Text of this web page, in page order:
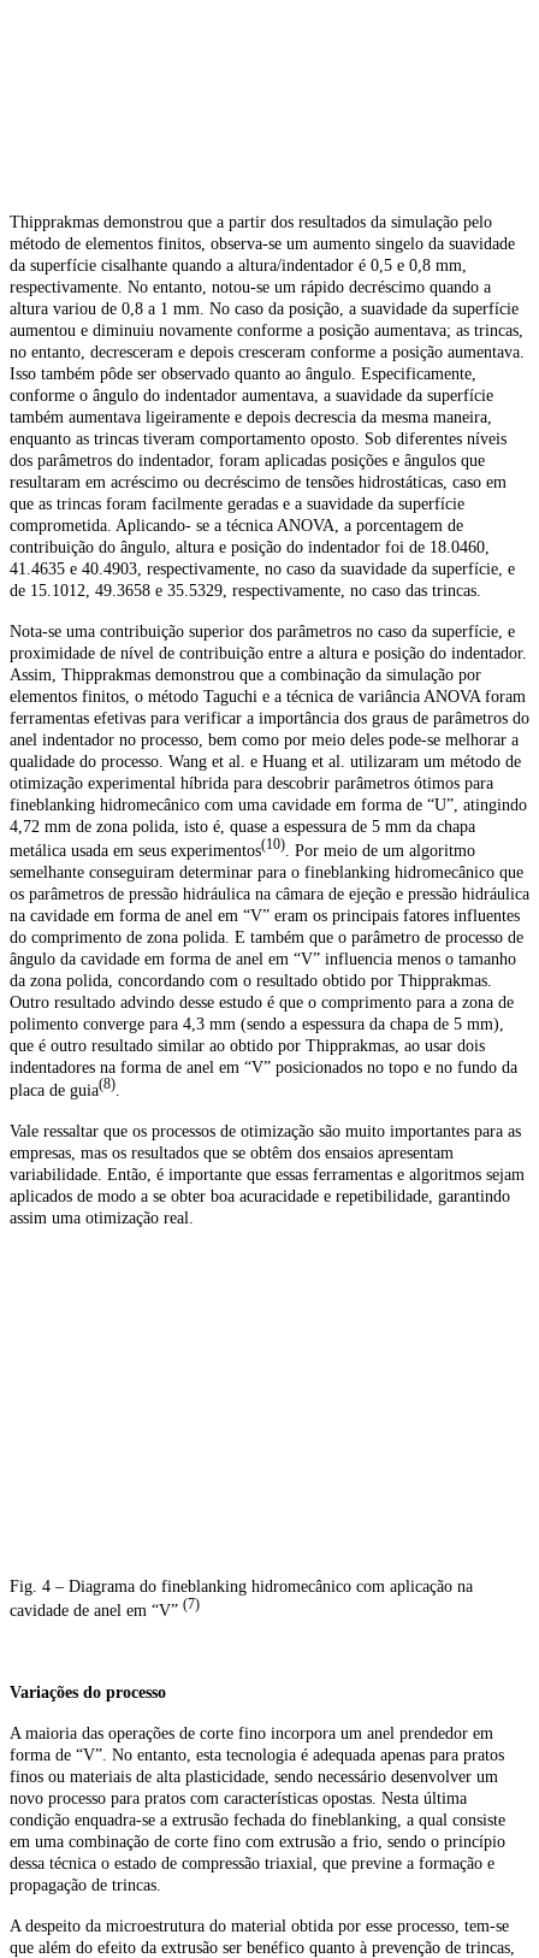
Thipprakmas demonstrou que a partir dos resultados da simulação pelo
método de elementos finitos, observa-se um aumento singelo da suavidade
da superfície cisalhante quando a altura/indentador é 0,5 e 0,8 mm,
respectivamente. No entanto, notou-se um rápido decréscimo quando a
altura variou de 0,8 a 1 mm. No caso da posição, a suavidade da superfície
aumentou e diminuiu novamente conforme a posição aumentava; as trincas,
no entanto, decresceram e depois cresceram conforme a posição aumentava.
Isso também pôde ser observado quanto ao ângulo. Especificamente,
conforme o ângulo do indentador aumentava, a suavidade da superfície
também aumentava ligeiramente e depois decrescia da mesma maneira,
enquanto as trincas tiveram comportamento oposto. Sob diferentes níveis
dos parâmetros do indentador, foram aplicadas posições e ângulos que
resultaram em acréscimo ou decréscimo de tensões hidrostáticas, caso em
que as trincas foram facilmente geradas e a suavidade da superfície
comprometida. Aplicando- se a técnica ANOVA, a porcentagem de
contribuição do ângulo, altura e posição do indentador foi de 18.0460,
41.4635 e 40.4903, respectivamente, no caso da suavidade da superfície, e
de 15.1012, 49.3658 e 35.5329, respectivamente, no caso das trincas.
Nota-se uma contribuição superior dos parâmetros no caso da superfície, e
proximidade de nível de contribuição entre a altura e posição do indentador.
Assim, Thipprakmas demonstrou que a combinação da simulação por
elementos finitos, o método Taguchi e a técnica de variância ANOVA foram
ferramentas efetivas para verificar a importância dos graus de parâmetros do
anel indentador no processo, bem como por meio deles pode-se melhorar a
qualidade do processo. Wang et al. e Huang et al. utilizaram um método de
otimização experimental híbrida para descobrir parâmetros ótimos para
fineblanking hidromecânico com uma cavidade em forma de “U”, atingindo
4,72 mm de zona polida, isto é, quase a espessura de 5 mm da chapa
metálica usada em seus experimentos(10) . Por meio de um algoritmo
semelhante conseguiram determinar para o fineblanking hidromecânico que
os parâmetros de pressão hidráulica na câmara de ejeção e pressão hidráulica
na cavidade em forma de anel em “V” eram os principais fatores influentes
do comprimento de zona polida. E também que o parâmetro de processo de
ângulo da cavidade em forma de anel em “V” influencia menos o tamanho
da zona polida, concordando com o resultado obtido por Thipprakmas.
Outro resultado advindo desse estudo é que o comprimento para a zona de
polimento converge para 4,3 mm (sendo a espessura da chapa de 5 mm),
que é outro resultado similar ao obtido por Thipprakmas, ao usar dois
indentadores na forma de anel em “V” posicionados no topo e no fundo da
placa de guia(8).
Vale ressaltar que os processos de otimização são muito importantes para as
empresas, mas os resultados que se obtêm dos ensaios apresentam
variabilidade. Então, é importante que essas ferramentas e algoritmos sejam
aplicados de modo a se obter boa acuracidade e repetibilidade, garantindo
assim uma otimização real.
Fig. 4 – Diagrama do fineblanking hidromecânico com aplicação na
cavidade de anel em “V” (7)
Variações do processo
A maioria das operações de corte fino incorpora um anel prendedor em
forma de “V”. No entanto, esta tecnologia é adequada apenas para pratos
finos ou materiais de alta plasticidade, sendo necessário desenvolver um
novo processo para pratos com características opostas. Nesta última
condição enquadra-se a extrusão fechada do fineblanking, a qual consiste
em uma combinação de corte fino com extrusão a frio, sendo o princípio
dessa técnica o estado de compressão triaxial, que previne a formação e
propagação de trincas.
A despeito da microestrutura do material obtida por esse processo, tem-se
que além do efeito da extrusão ser benéfico quanto à prevenção de trincas,